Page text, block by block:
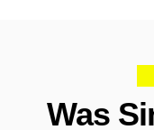
Was